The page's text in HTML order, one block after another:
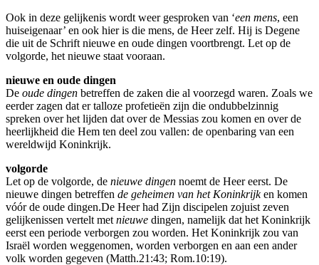
Ook in deze gelijkenis wordt weer gesproken van ‘een mens, een
huiseigenaar’ en ook hier is die mens, de Heer zelf. Hij is Degene
die uit de Schrift nieuwe en oude dingen voortbrengt. Let op de
volgorde, het nieuwe staat vooraan.
nieuwe en oude dingen
De oude dingen betreffen de zaken die al voorzegd waren. Zoals we
eerder zagen dat er talloze profetieën zijn die ondubbelzinnig
spreken over het lijden dat over de Messias zou komen en over de
heerlijkheid die Hem ten deel zou vallen: de openbaring van een
wereldwijd Koninkrijk.
volgorde
Let op de volgorde, de nieuwe dingen noemt de Heer eerst. De
nieuwe dingen betreffen de geheimen van het Koninkrijken komen
vóór de oude dingen.De Heer had Zijn discipelen zojuist zeven
gelijkenissen vertelt met nieuwe dingen, namelijk dat het Koninkrijk
eerst een periode verborgen zou worden. Het Koninkrijk zou van
Israël worden weggenomen, worden verborgen en aan een ander
volk worden gegeven (Matth.21:43; Rom.10:19).